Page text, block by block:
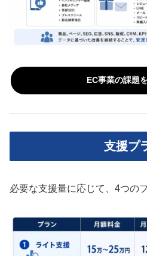
EC事業の課題
支援プ
必要な支援量に応じて、4つの